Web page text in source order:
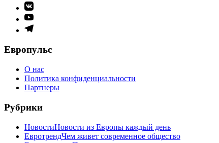
Элемент
меню
Элемент
меню
Элемент
Европульс
О нас
Политика конфиденциальности
Партнеры
Рубрики
НовостиНовости из Европы каждый день
ЕвротрендЧем живет современное общество